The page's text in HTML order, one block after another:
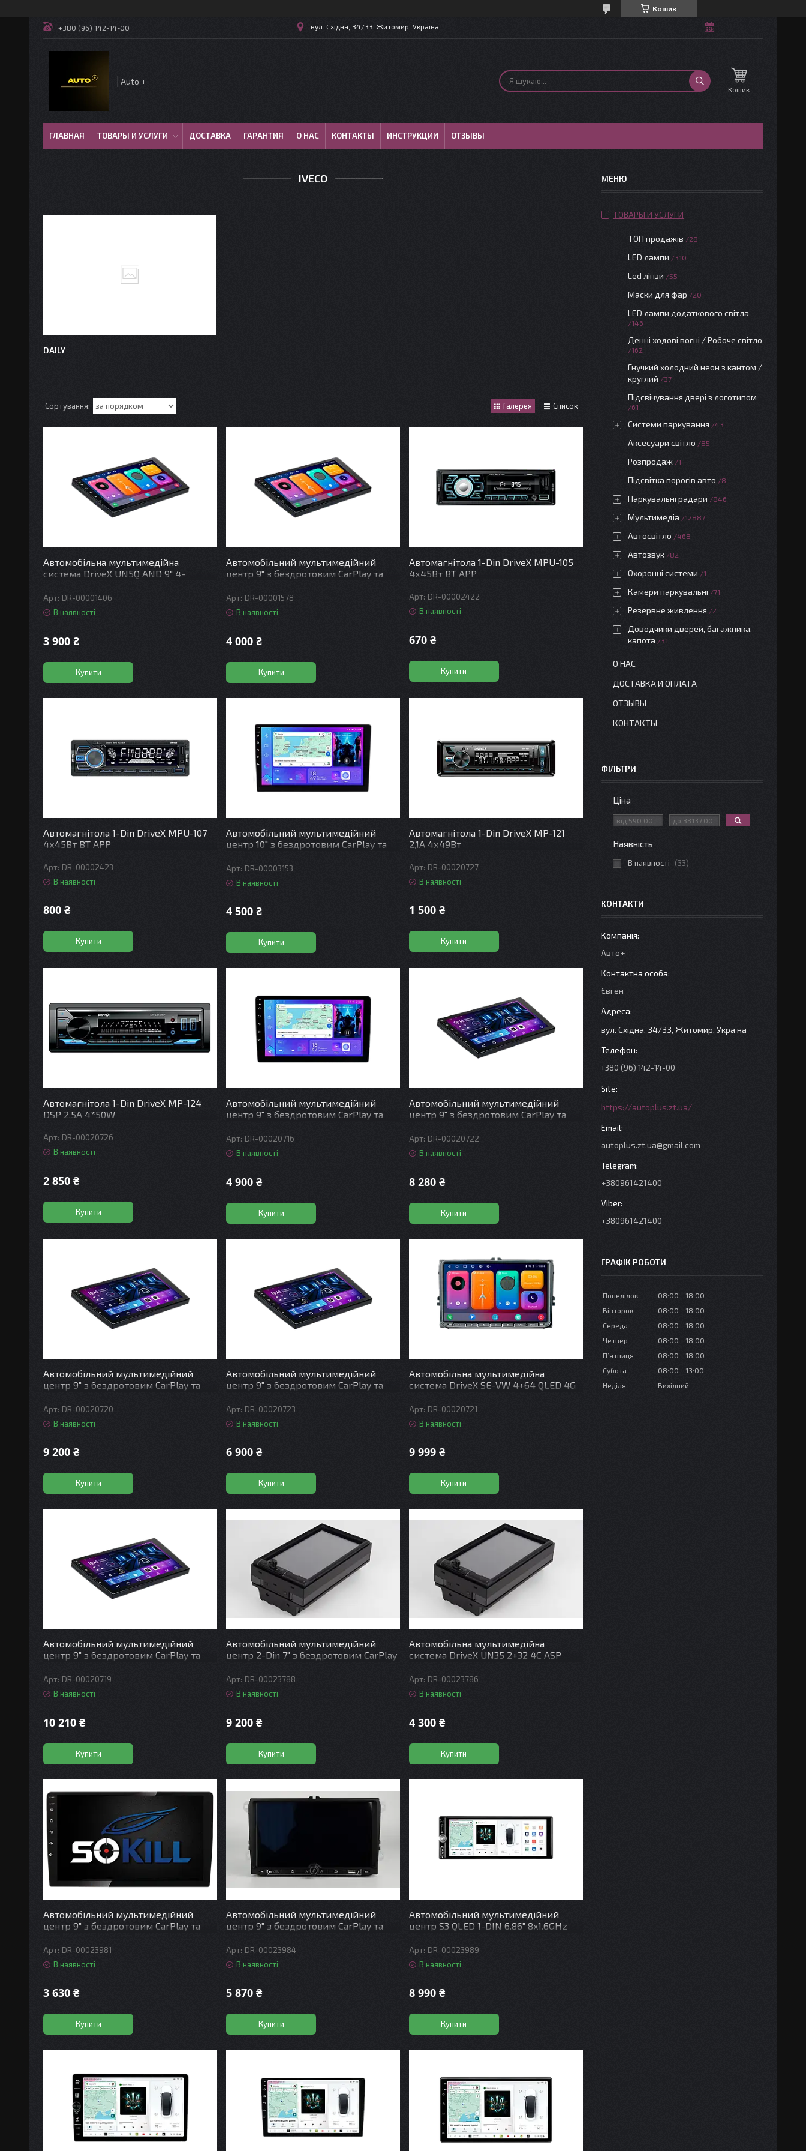
Кошик
+380 (96) 142-14-00 вул. Східна, 34/33, Житомир, Україна
Auto +
Кошик
ГЛАВНАЯ ТОВАРЫ И УСЛУГИ ДОСТАВКА ГАРАНТИЯ О НАС КОНТАКТЫ ИНСТРУКЦИИ ОТЗЫВЫ
IVECO
DAILY
Галерея Список
Автомобільна мультимедійна
система DriveX UN5Q AND 9" 4-
10.0/4x45Вт/QLED 1280x720
DR-00001406
В наявності
3 900 ₴
Купити
Автомобільний мультимедійний
центр 9" з бездротовим CarPlay та
QLED 4xCores
DR-00001578
В наявності
4 000 ₴
Купити
Автомагнітола 1-Din DriveX MPU-105
4х45Вт BT APP
DR-00002422
В наявності
670 ₴
Купити
Автомагнітола 1-Din DriveX MPU-107
4х45Вт BT APP
DR-00002423
В наявності
800 ₴
Купити
Автомобільний мультимедійний
центр 10" з бездротовим CarPlay та
4xCoresDR-00003153
В наявності
4 500 ₴
Купити
Автомагнітола 1-Din DriveX MP-121
2,1A 4х49Вт
DR-00020727
В наявності
1 500 ₴
Купити
Автомагнітола 1-Din DriveX MP-124
DSP 2,5A 4*50W
DR-00020726
В наявності
2 850 ₴
Купити
Автомобільний мультимедійний
центр 9" з бездротовим CarPlay та
4x50WDR-00020716
В наявності
4 900 ₴
Купити
Автомобільний мультимедійний
центр 9" з бездротовим CarPlay та
QLED DSP 8CF
DR-00020722
В наявності
8 280 ₴
Купити
Автомобільний мультимедійний
центр 9" з бездротовим CarPlay та
QLED 4G DSP
DR-00020720
В наявності
9 200 ₴
Купити
Автомобільний мультимедійний
центр 9" з бездротовим CarPlay та
QLED DSP 4CF
DR-00020723
В наявності
6 900 ₴
Купити
Автомобільна мультимедійна
система DriveX SE-VW 4+64 QLED 4G
DR-00020721
В наявності
9 999 ₴
Купити
Автомобільний мультимедійний
центр 9" з бездротовим CarPlay та
QLED 4G DSP 8CF 4x50W(TDA7851)
DR-00020719
В наявності
10 210 ₴
Купити
Автомобільний мультимедійний
центр 2-Din 7" з бездротовим CarPlay
QLED 4G DSP 8CF 4x50W
DR-00023788
В наявності
9 200 ₴
Купити
Автомобільна мультимедійна
система DriveX UN35 2+32 4C ASP
DR-00023786
В наявності
4 300 ₴
Купити
Автомобільний мультимедійний
центр 9" з бездротовим CarPlay та
4C 2+64GB
DR-00023981
В наявності
3 630 ₴
Купити
Автомобільний мультимедійний
центр 9" з бездротовим CarPlay та
VW 4C 2+64GB
DR-00023984
В наявності
5 870 ₴
Купити
Автомобільний мультимедійний
центр S3 QLED 1-DIN 6.86" 8x1.6GHz
DR-00023989
В наявності
8 990 ₴
Купити
ТОВАРЫ И УСЛУГИ
ТОП продажів 28
LED лампи 310
Led лінзи 55
Маски для фар 20
LED лампи додаткового світла
146
Денні ходові вогні / Робоче світло
162
Гнучкий холодний неон з кантом /
круглий
37
Підсвічування двері з логотипом
61
Системи паркування 43
Аксесуари світло 85
Розпродаж 1
Підсвітка порогів авто 8
Паркувальні радари 846
Мультимедіа 12887
Автосвітло 468
Автозвук 82
Охоронні системи 1
Камери паркувальні 71
Резервне живлення 2
Доводчики дверей, багажника,
капота
31
О НАС
ДОСТАВКА И ОПЛАТА
ОТЗЫВЫ
КОНТАКТЫ
ФІЛЬТРИ
Ціна
Наявність
В наявності 33
КОНТАКТИ
Авто+
Євген
вул. Східна, 34/33, Житомир, Україна
+380 (96) 142-14-00
https://autoplus.zt.ua/
autoplus.zt.ua@gmail.com
+380961421400
+380961421400
ГРАФІК РОБОТИ
Понеділок 08:00
18:00
Вівторок
08:00
18:00
Середа
08:00
18:00
Четвер
08:00
18:00
Пʼятниця
08:00
18:00
Субота
08:00
13:00
Неділя
Вихідний